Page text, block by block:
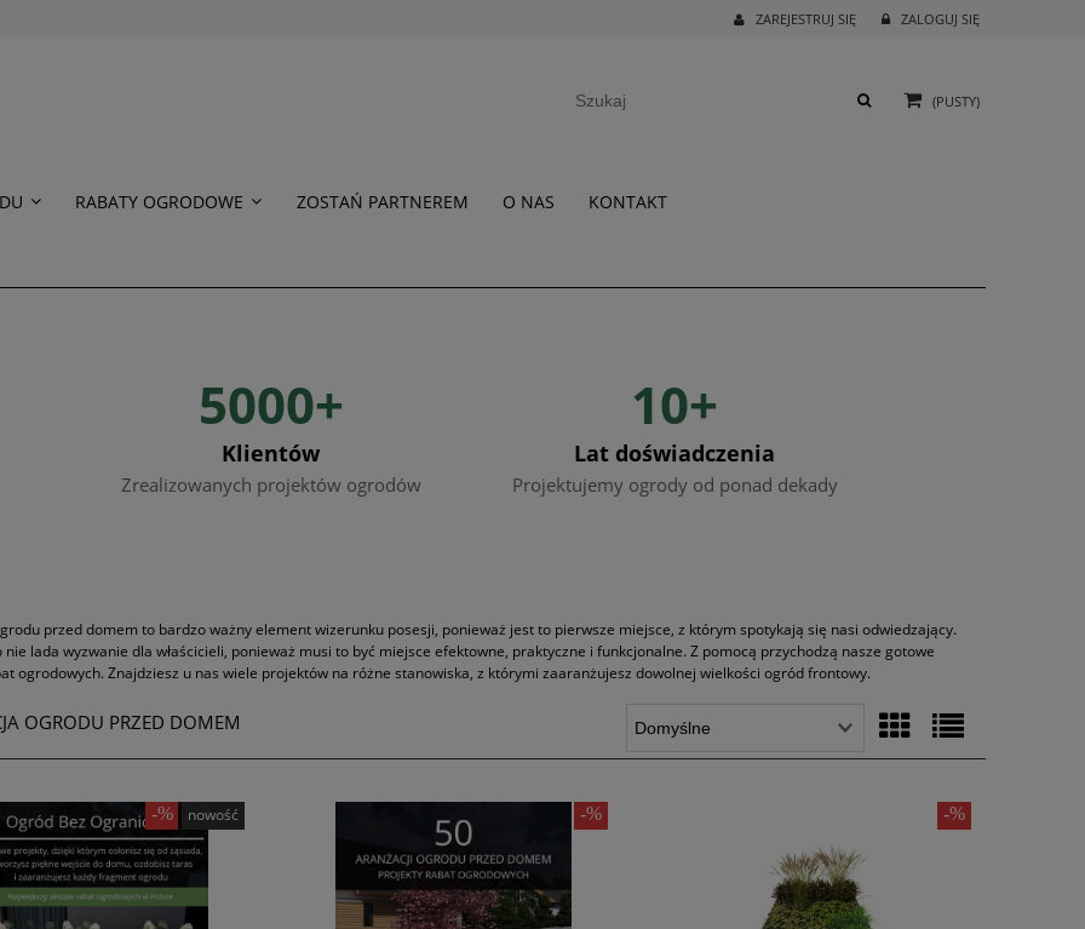
ZAREJESTRUJ SIĘ ZALOGUJ SIĘ
(PUSTY)
RABATY OGRODOWE ZOSTAŃ PARTNEREM O NAS KONTAKT
5000+
Klientów
Zrealizowanych projektów ogrodów
10+
Lat doświadczenia
Projektujemy ogrody od ponad dekady
przed domem to bardzo ważny element wizerunku posesji, ponieważ jest to pierwsze miejsce, z którym spotykają się nasi odwiedzający.
nie lada wyzwanie dla właścicieli, ponieważ musi to być miejsce efektowne, praktyczne i funkcjonalne. Z pomocą przychodzą nasze gotowe
ogrodowych. Znajdziesz u nas wiele projektów na różne stanowiska, z którymi zaaranżujesz dowolnej wielkości ogród frontowy.
OGRODU PRZED DOMEM
nowość